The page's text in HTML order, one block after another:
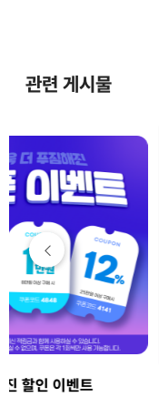
관련 게시물
리뷰(후기)